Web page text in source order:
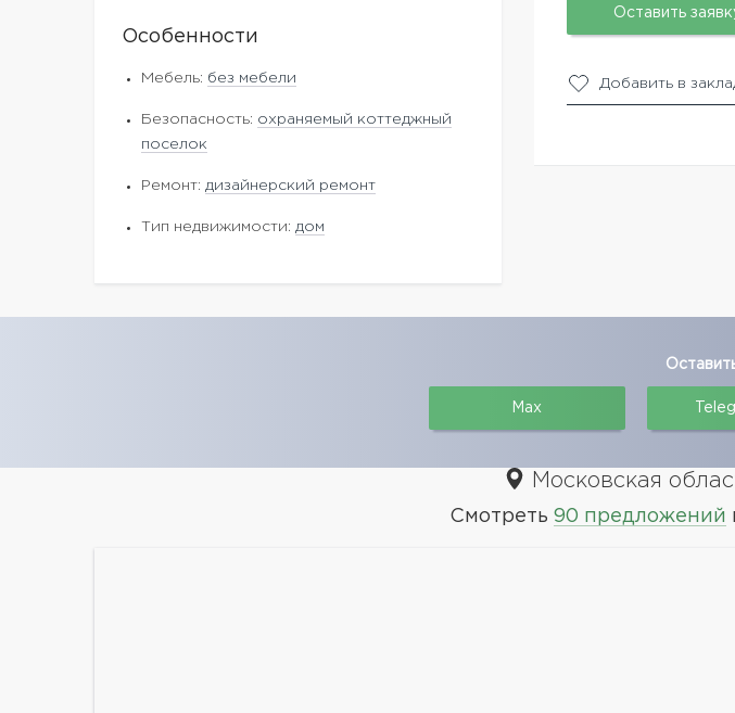
Особенности
Мебель: без мебели
Безопасность: охраняемый коттеджный
поселок
Ремонт: дизайнерский ремонт
Тип недвижимости: дом
Оставить
Добавить в
Max
Московская
Смотреть 90 предложений